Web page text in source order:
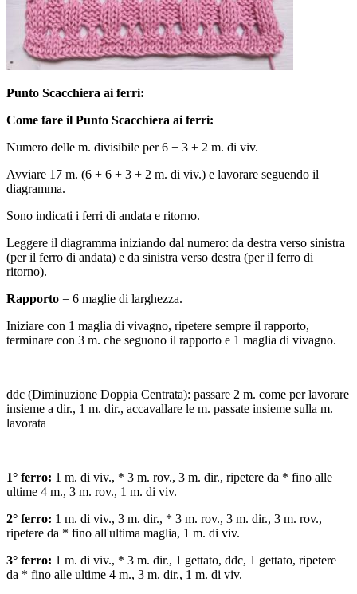
Punto Scacchiera ai ferri:
Come fare il Punto Scacchiera ai ferri:
Numero delle m. divisibile per 6 + 3 + 2 m. di viv.
Avviare 17 m. (6 + 6 + 3 + 2 m. di viv.) e lavorare seguendo il
diagramma.
Sono indicati i ferri di andata e ritorno.
Leggere il diagramma iniziando dal numero: da destra verso sinistra
(per il ferro di andata) e da sinistra verso destra (per il ferro di
ritorno).
Rapporto = 6 maglie di larghezza.
Iniziare con 1 maglia di vivagno, ripetere sempre il rapporto,
terminare con 3 m. che seguono il rapporto e 1 maglia di vivagno.
ddc (Diminuzione Doppia Centrata): passare 2 m. come per lavorare
insieme a dir., 1 m. dir., accavallare le m. passate insieme sulla m.
lavorata
1° ferro: 1 m. di viv., * 3 m. rov., 3 m. dir., ripetere da * fino alle
ultime 4 m., 3 m. rov., 1 m. di viv.
2° ferro: 1 m. di viv., 3 m. dir., * 3 m. rov., 3 m. dir., 3 m. rov.,
ripetere da * fino all'ultima maglia, 1 m. di viv.
3° ferro: 1 m. di viv., * 3 m. dir., 1 gettato, ddc, 1 gettato, ripetere
da * fino alle ultime 4 m., 3 m. dir., 1 m. di viv.